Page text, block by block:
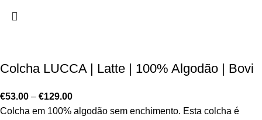
Colcha LUCCA | Latte | 100% Algodão | Bovi
€53.00 – €129.00
Colcha em 100% algodão sem enchimento. Esta colcha é